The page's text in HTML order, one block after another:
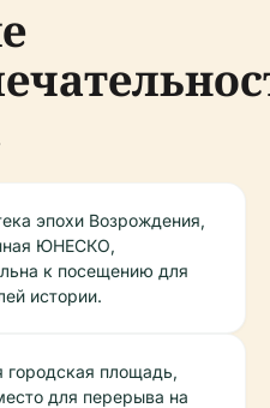
эпохи Возрождения,
ЮНЕСКО,
к посещению для
истории.
городская площадь,
для перерыва на